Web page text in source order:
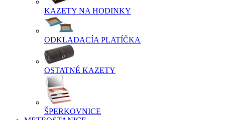
KAZETY NA HODINKY
ODKLADACÍA PLATÍČKA
OSTATNÉ KAZETY
ŠPERKOVNICE